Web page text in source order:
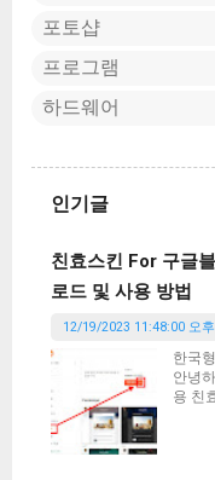
포토샵
프로그램
하드웨어
인기글
친효스킨 For 구글
로드 및 사용 방법
12/19/2023 11:48:00 오후
한국
안녕
용 친
테마